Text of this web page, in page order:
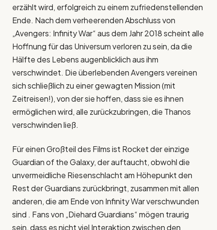
erzählt wird, erfolgreich zu einem zufriedenstellenden
Ende. Nach dem verheerenden Abschluss von
„Avengers: Infinity War“ aus dem Jahr 2018 scheint alle
Hoffnung für das Universum verloren zu sein, da die
Hälfte des Lebens augenblicklich aus ihm
verschwindet. Die überlebenden Avengers vereinen
sich schließlich zu einer gewagten Mission (mit
Zeitreisen!), von der sie hoffen, dass sie es ihnen
ermöglichen wird, alle zurückzubringen, die Thanos
verschwinden ließ.
Für einen Großteil des Films ist Rocket der einzige
Guardian of the Galaxy, der auftaucht, obwohl die
unvermeidliche Riesenschlacht am Höhepunkt den
Rest der Guardians zurückbringt, zusammen mit allen
anderen, die am Ende von Infinity War verschwunden
sind . Fans von „Diehard Guardians“ mögen traurig
sein, dass es nicht viel Interaktion zwischen den